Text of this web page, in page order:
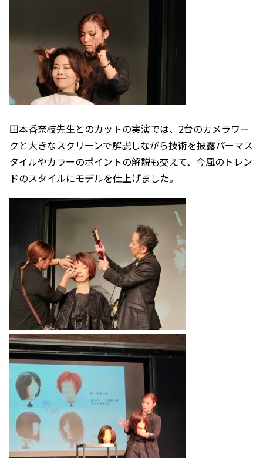
田本香奈枝先生とのカットの実演では、2台のカメラワー
クと大きなスクリーンで解説しながら技術を披露パーマス
タイルやカラーのポイントの解説も交えて、今風のトレン
ドのスタイルにモデルを仕上げました。